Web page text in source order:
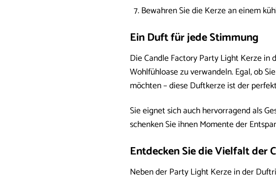
Bewahren Sie die Kerze an einem
Ein Duft für jede Stimmung
Die Candle Factory Party Light Kerze
Wohlfühloase zu verwandeln. Egal, ob
möchten – diese Duftkerze ist der
Sie eignet sich auch hervorragend als
schenken Sie ihnen Momente der
Entdecken Sie die Vielfalt der
Neben der Party Light Kerze in der